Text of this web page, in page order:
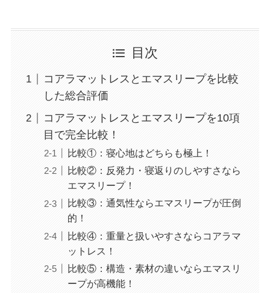
目次
コアラマットレスとエマスリープを比較
した総合評価
コアラマットレスとエマスリープを10項
目で完全比較！
比較①：寝心地はどちらも極上！
比較②：反発力・寝返りのしやすさなら
エマスリープ！
比較③：通気性ならエマスリープが圧倒
的！
比較④：重量と扱いやすさならコアラマ
ットレス！
比較⑤：構造・素材の違いならエマスリ
ープが高機能！